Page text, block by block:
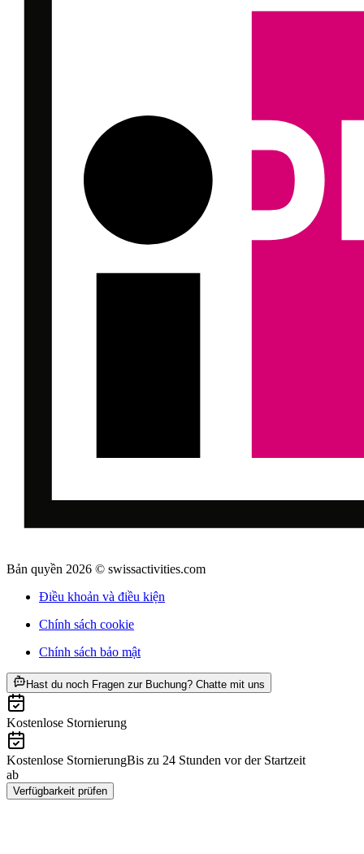
Bản quyền 2026 © swissactivities.com
Điều khoản và điều kiện
Chính sách cookie
Chính sách bảo mật
Hast du noch Fragen zur Buchung? Chatte mit uns
Kostenlose Stornierung
Kostenlose StornierungBis zu 24 Stunden vor der Startzeit
ab
Verfügbarkeit prüfen